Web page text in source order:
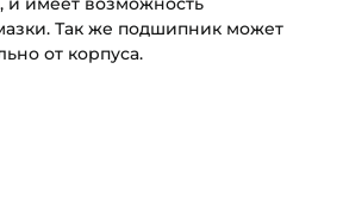
Так же подшипник может
от корпуса.